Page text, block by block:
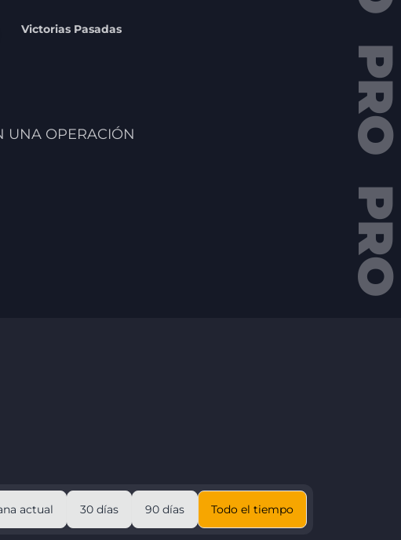
Victorias Pasadas
UNA OPERACIÓN
actual 30 días 90 días Todo el tiempo